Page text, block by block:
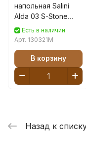
напольная Salini
Alda 03 S-Stone
130321M белая
матовая
Есть в наличии
Арт. 130321M
В корзину
Назад к